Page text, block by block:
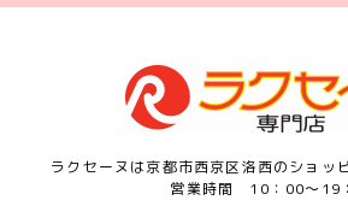
ラクセーヌは京都市西京区洛西のショッ
営業時間 10：00～19